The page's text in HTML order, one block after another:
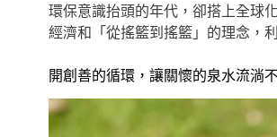
環保意識抬頭的年代，卻搭上全球
經濟和「從搖籃到搖籃」的理念，
開創善的循環，讓關懷的泉水流淌